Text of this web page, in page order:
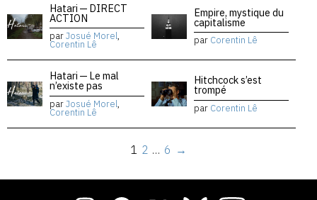
Hatari — DIRECT
ACTION
parJosué Morel,
Corentin Lê
Empire, mystique du
capitalisme
par Corentin Lê
Hatari — Le mal
n’existe pas
parJosué Morel,
Corentin Lê
Hitchcock s’est
trompé
par Corentin Lê
1 2 … 6 →